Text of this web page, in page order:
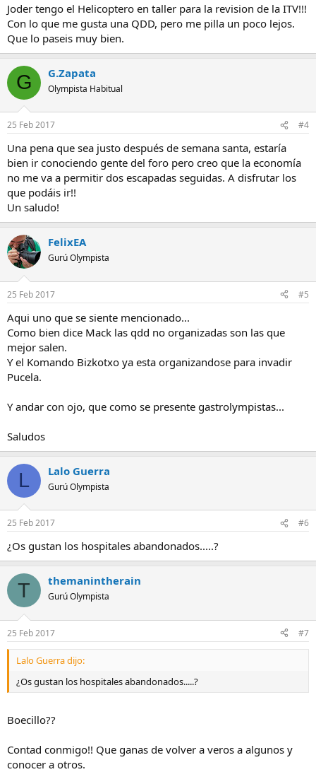
Joder tengo el Helicoptero en taller para la revision de la ITV!!!
Con lo que me gusta una QDD, pero me pilla un poco lejos.
Que lo paseis muy bien.
G G.Zapata
Olympista Habitual
25 Feb 2017 #4
Una pena que sea justo después de semana santa, estaría
bien ir conociendo gente del foro pero creo que la economía
no me va a permitir dos escapadas seguidas. A disfrutar los
que podáis ir!!
Un saludo!
FelixEA
Gurú Olympista
25 Feb 2017 #5
Aqui uno que se siente mencionado...
Como bien dice Mack las qdd no organizadas son las que
mejor salen.
Y el Komando Bizkotxo ya esta organizandose para invadir
Pucela.
Y andar con ojo, que como se presente gastrolympistas...
Saludos
L Lalo Guerra
Gurú Olympista
25 Feb 2017 #6
¿Os gustan los hospitales abandonados.....?
T themanintherain
Gurú Olympista
25 Feb 2017 #7
Lalo Guerra dijo:
¿Os gustan los hospitales abandonados.....?
Boecillo??
Contad conmigo!! Que ganas de volver a veros a algunos y
conocer a otros.